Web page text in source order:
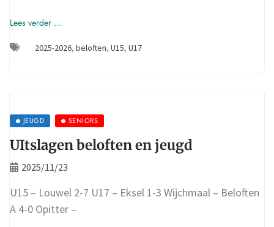
Lees verder ...
2025-2026, beloften, U15, U17
JEUGD SENIORS
UItslagen beloften en jeugd
2025/11/23
U15 – Louwel 2-7 U17 – Eksel 1-3 Wijchmaal – Beloften
A 4-0 Opitter –